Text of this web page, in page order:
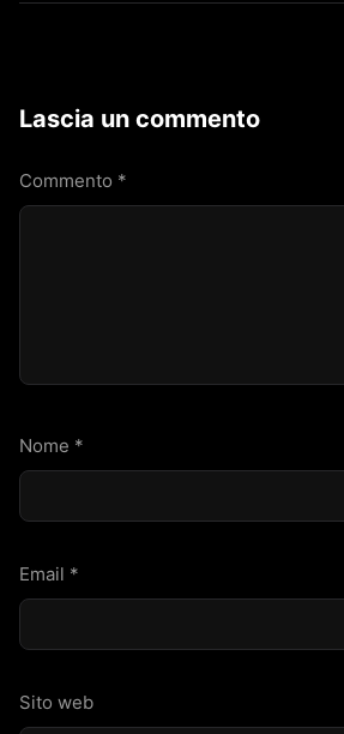
Lascia un commento
Commento *
Nome *
Email *
Sito web